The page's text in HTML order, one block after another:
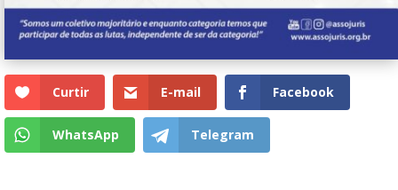
Curtir E-mail Facebook
WhatsApp Telegram